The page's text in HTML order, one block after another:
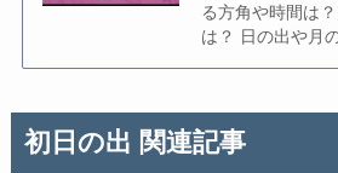
る方角や時間は
は？ 日の出や月
初日の出 関連記事